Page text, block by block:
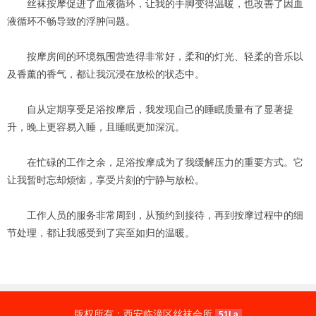
丝袜按摩促进了血液循环，让我的手脚变得温暖，也改善了因血
液循环不畅导致的浮肿问题。
按摩房间的环境氛围营造得非常好，柔和的灯光、轻柔的音乐以
及香薰的香气，都让我沉浸在放松的状态中。
自从定期享受足浴按摩后，我发现自己的睡眠质量有了显著提
升，晚上更容易入睡，且睡眠更加深沉。
在忙碌的工作之余，足浴按摩成为了我缓解压力的重要方式。它
让我暂时忘却烦恼，享受片刻的宁静与放松。
工作人员的服务非常周到，从预约到接待，再到按摩过程中的细
节处理，都让我感受到了宾至如归的温暖。